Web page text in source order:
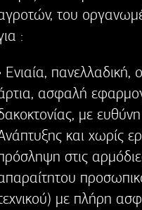
του
:
Ενιαία, πανελλαδική,
ασφαλή
με
και χωρίς
στις
με πλήρη